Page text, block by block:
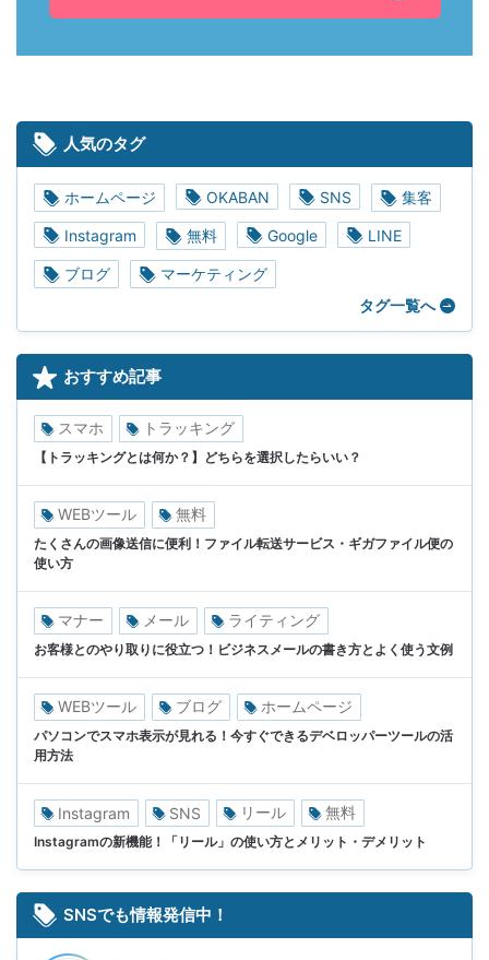
人気のタグ
ホームページ OKABAN SNS 集客
Instagram 無料 Google LINE
ブログ
マーケティング
タグ一覧へ
おすすめ記事
スマホ トラッキング
【トラッキングとは何か？】どちらを選択したらいい？
WEBツール 無料
たくさんの画像送信に便利！ファイル転送サービス・ギガファイル便の
使い方
マナー メール ライティング
お客様とのやり取りに役立つ！ビジネスメールの書き方とよく使う文例
WEBツール ブログ ホームページ
パソコンでスマホ表示が見れる！今すぐできるデベロッパーツールの活
用方法
Instagram SNS リール 無料
Instagramの新機能！「リール」の使い方とメリット・デメリット
SNSでも情報発信中！